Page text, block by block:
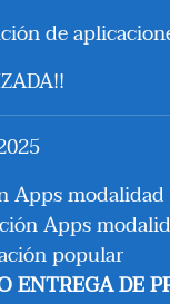
de
Apps
Apps
popular
DE